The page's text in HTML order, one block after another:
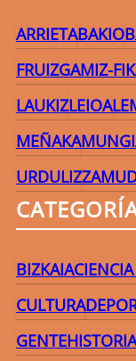
ARRIETABAKIO
FRUIZGAMIZ-
LAUKIZLEIOA
MEÑAKA
URDULIZ
BIZKAIA
CULTURA
GENTEHISTORIA